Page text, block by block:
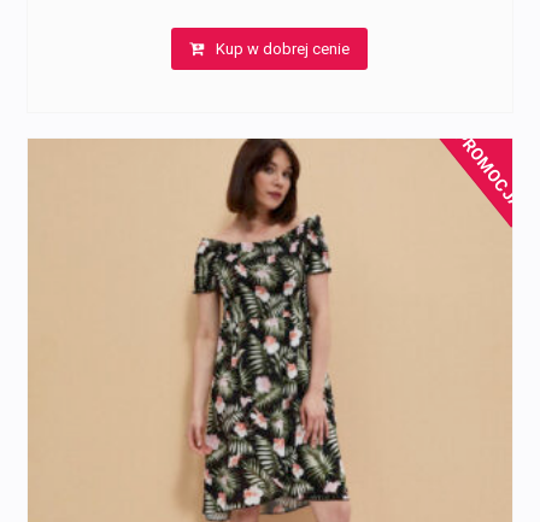
wynosiła:
wynosi:
Kup w dobrej cenie
PROMOCJA!